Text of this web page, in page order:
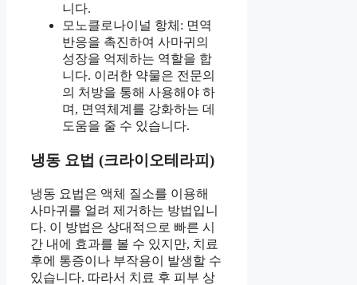
니다.
모노클로나이널 항체: 면역
반응을 촉진하여 사마귀의
성장을 억제하는 역할을 합
니다. 이러한 약물은 전문의
의 처방을 통해 사용해야 하
며, 면역체계를 강화하는 데
도움을 줄 수 있습니다.
냉동 요법 (크라이오테라피)
냉동 요법은 액체 질소를 이용해
사마귀를 얼려 제거하는 방법입니
다. 이 방법은 상대적으로 빠른 시
간 내에 효과를 볼 수 있지만, 치료
후에 통증이나 부작용이 발생할 수
있습니다. 따라서 치료 후 피부 상